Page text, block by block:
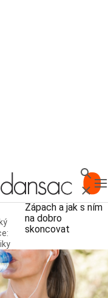
Hledat
Zavřít
Zápach a jak s ním
na dobro
skoncovat